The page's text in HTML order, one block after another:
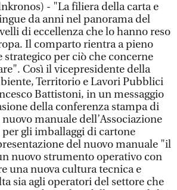
- "La filiera della carta e
da anni nel panorama del
di eccellenza che lo hanno reso
Il comparto rientra a pieno
per ciò che concerne
Così il vicepresidente della
Territorio e Lavori Pubblici
Battistoni, in un messaggio
della conferenza stampa di
manuale dell’Associazione
gli imballaggi di cartone
del nuovo manuale "il
nuovo strumento operativo con
una nuova cultura tecnica e
sia agli operatori del settore che